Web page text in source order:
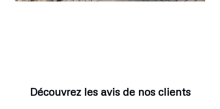
Découvrez les avis de nos clients